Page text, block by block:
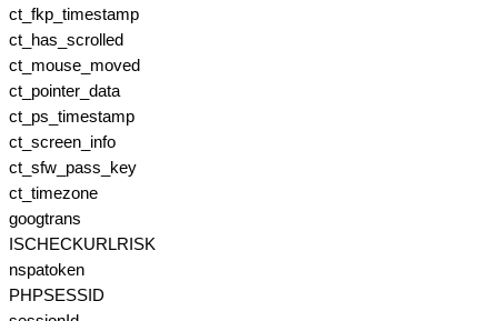
ct_fkp_timestamp
ct_has_scrolled
ct_mouse_moved
ct_pointer_data
ct_ps_timestamp
ct_screen_info
ct_sfw_pass_key
ct_timezone
googtrans
ISCHECKURLRISK
nspatoken
PHPSESSID